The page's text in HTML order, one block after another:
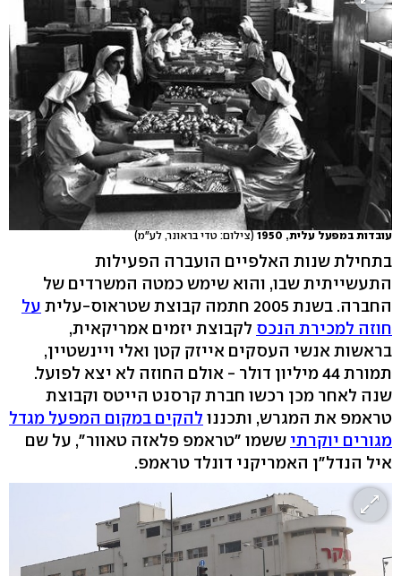
עובדות במפעל עלית, 1950 (צילום: טדי בראונר, לע"מ)
בתחילת שנות האלפיים הועברה הפעילות
התעשייתית שבו, והוא שימש כמטה המשרדים של
החברה. בשנת 2005 חתמה קבוצת שטראוס-עלית
על
חוזה למכירת הנכס לקבוצת יזמים אמריקאית,
בראשות אנשי העסקים אייזק קטן ואלי ויינשטיין,
תמורת 44 מיליון דולר - אולם החוזה לא יצא לפועל.
שנה לאחר מכן רכשו חברת קרסנט הייטס וקבוצת
טראמפ את המגרש, ותכננו להקים במקום המפעל מגדל
מגורים יוקרתי ששמו "טראמפ פלאזה טאוור", על שם
איל הנדל"ן האמריקני דונלד טראמפ.